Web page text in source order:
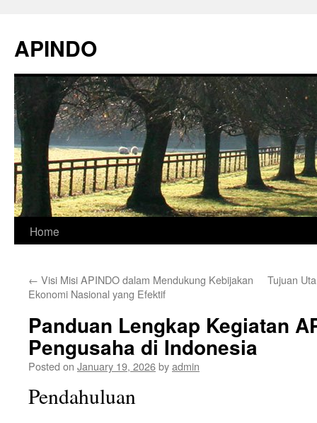
content
APINDO
Home
← Visi Misi APINDO dalam Mendukung Kebijakan
Ekonomi Nasional yang Efektif
Tujuan
Panduan Lengkap Kegiatan
Pengusaha di Indonesia
Posted on January 19, 2026byadmin
Pendahuluan